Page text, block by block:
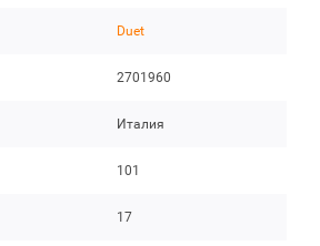
Duet
2701960
Италия
101
17